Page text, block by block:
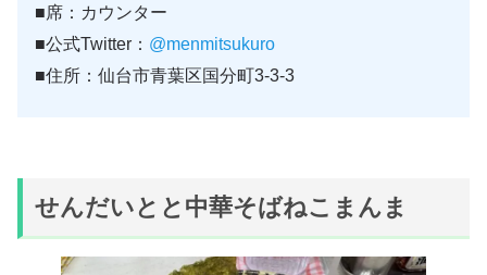
■席：カウンター
■公式Twitter： @menmitsukuro
■住所：仙台市青葉区国分町3-3-3
せんだいとと中華そばねこまんま